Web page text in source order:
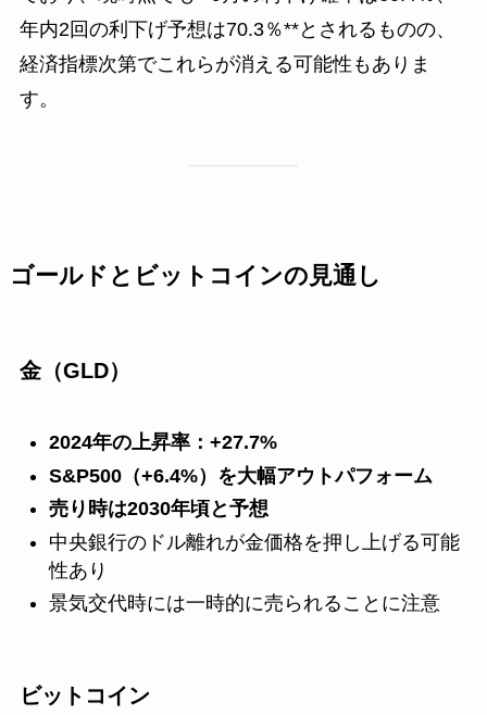
年内2回の利下げ予想は70.3％**とされるものの、
経済指標次第でこれらが消える可能性もありま
す。
ゴールドとビットコインの見通し
金（GLD）
2024年の上昇率：+27.7%
S&P500（+6.4%）を大幅アウトパフォーム
売り時は2030年頃と予想
中央銀行のドル離れが金価格を押し上げる可能
性あり
景気交代時には一時的に売られることに注意
ビットコイン